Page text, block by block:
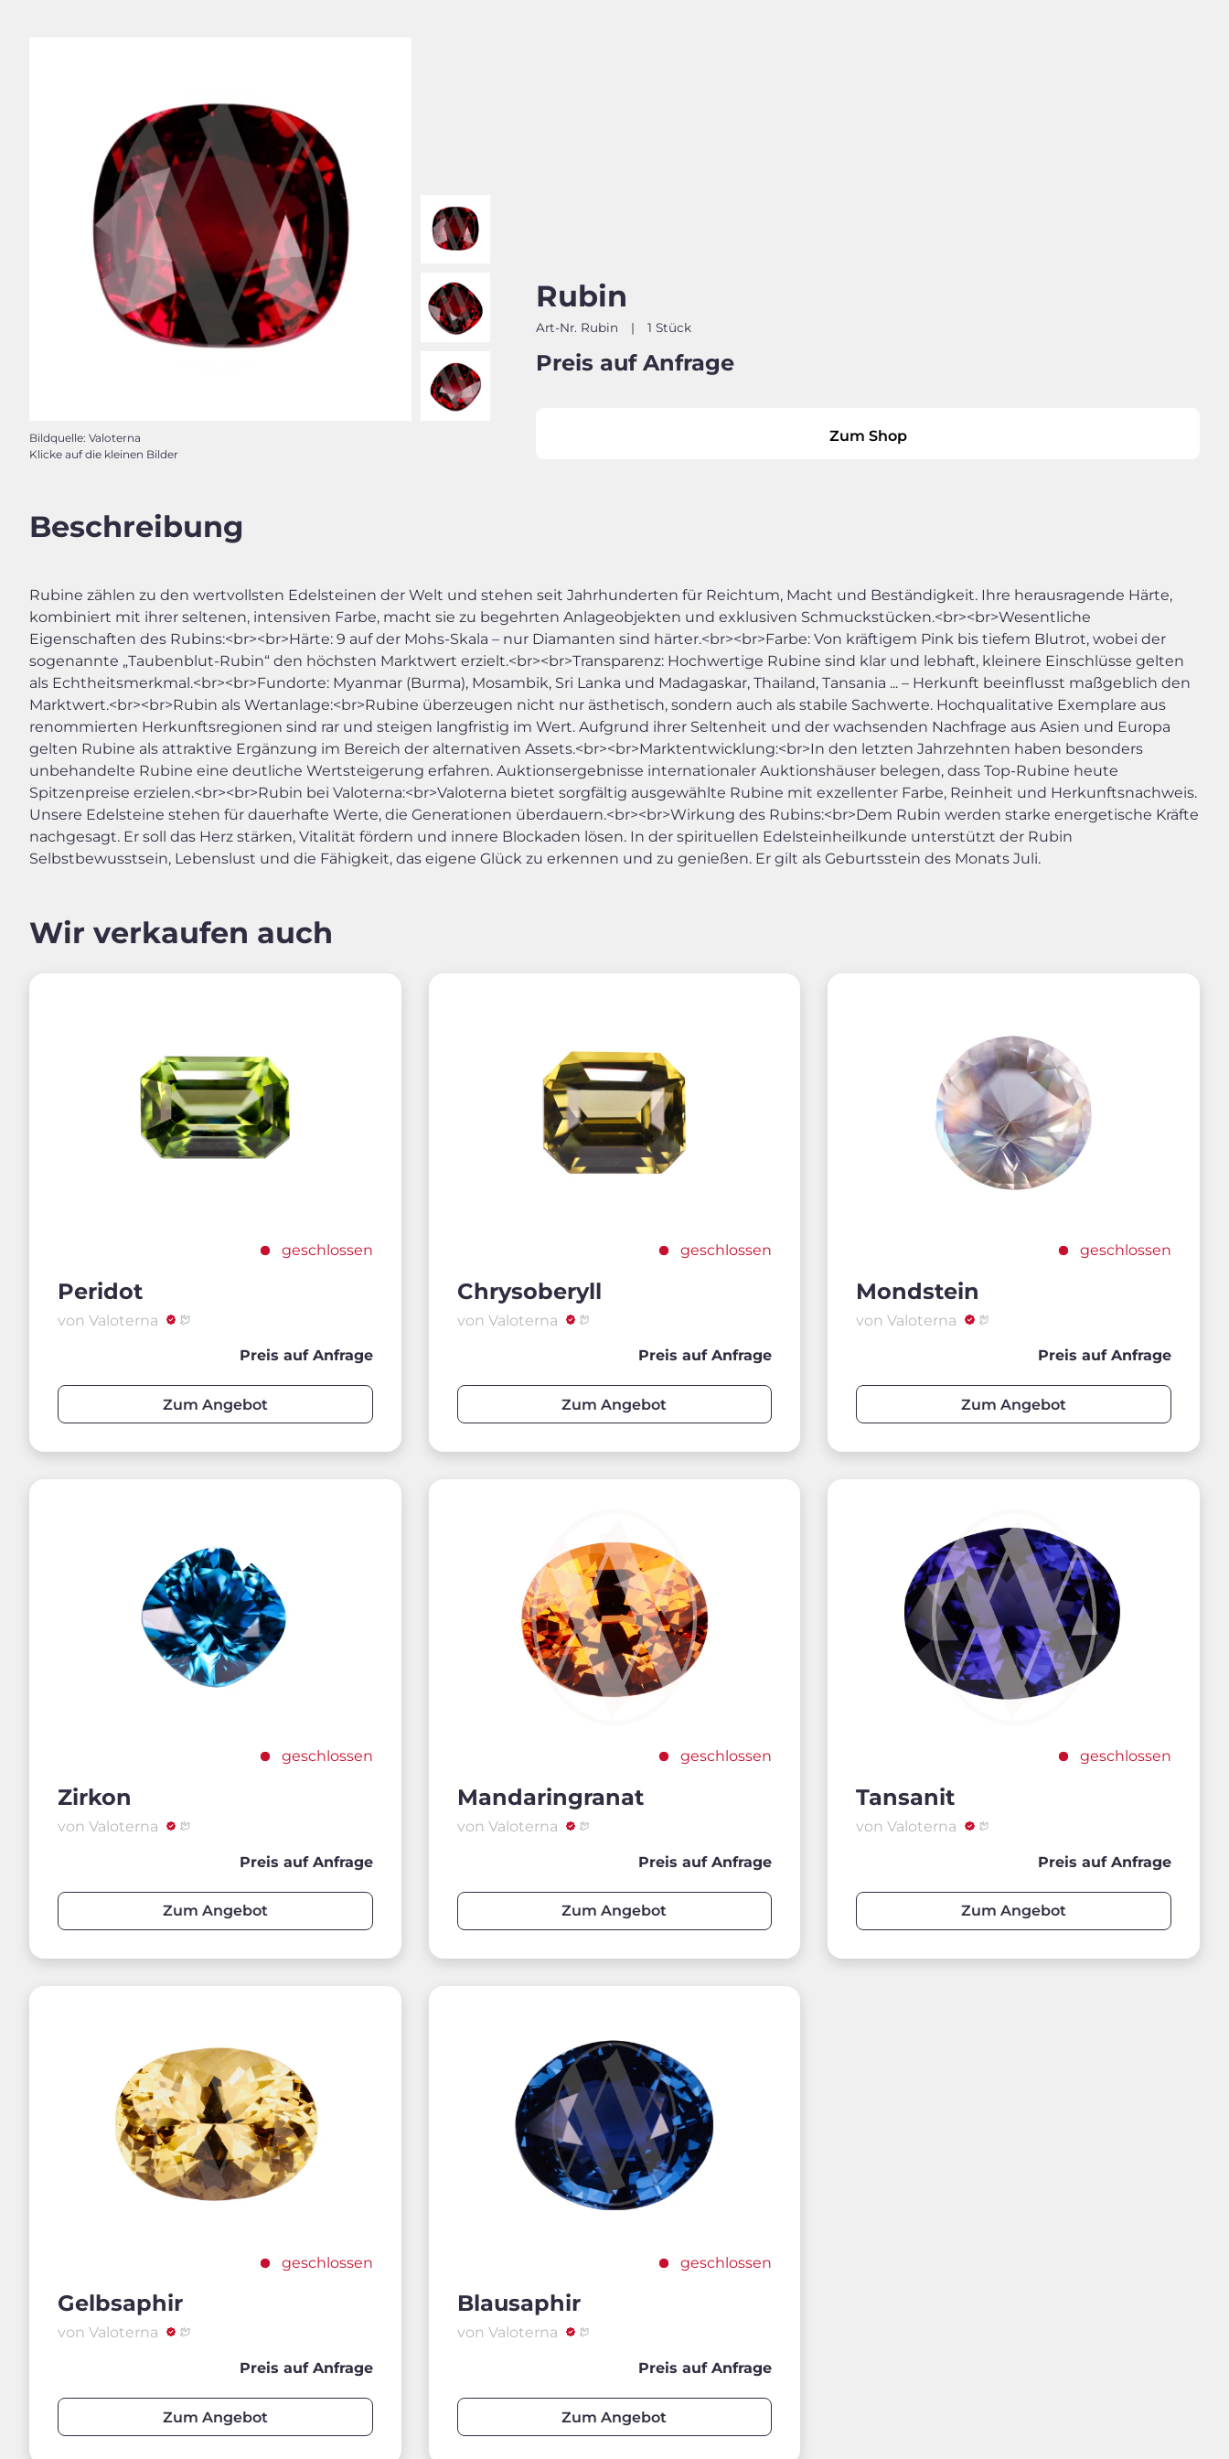
Bildquelle: Valoterna
Klicke auf die kleinen Bilder
Rubin
Art-Nr. Rubin | 1 Stück
Preis auf Anfrage
Zum Shop
Beschreibung
Rubine zählen zu den wertvollsten Edelsteinen der Welt und stehen seit Jahrhunderten für Reichtum, Macht und Beständigkeit. Ihre herausragende Härte,
kombiniert mit ihrer seltenen, intensiven Farbe, macht sie zu begehrten Anlageobjekten und exklusiven Schmuckstücken.<br><br>Wesentliche
Eigenschaften des Rubins:<br><br>Härte: 9 auf der Mohs-Skala – nur Diamanten sind härter.<br><br>Farbe: Von kräftigem Pink bis tiefem Blutrot, wobei der
sogenannte „Taubenblut-Rubin“ den höchsten Marktwert erzielt.<br><br>Transparenz: Hochwertige Rubine sind klar und lebhaft, kleinere Einschlüsse gelten
als Echtheitsmerkmal.<br><br>Fundorte: Myanmar (Burma), Mosambik, Sri Lanka und Madagaskar, Thailand, Tansania ... – Herkunft beeinflusst maßgeblich den
Marktwert.<br><br>Rubin als Wertanlage:<br>Rubine überzeugen nicht nur ästhetisch, sondern auch als stabile Sachwerte. Hochqualitative Exemplare aus
renommierten Herkunftsregionen sind rar und steigen langfristig im Wert. Aufgrund ihrer Seltenheit und der wachsenden Nachfrage aus Asien und Europa
gelten Rubine als attraktive Ergänzung im Bereich der alternativen Assets.<br><br>Marktentwicklung:<br>In den letzten Jahrzehnten haben besonders
unbehandelte Rubine eine deutliche Wertsteigerung erfahren. Auktionsergebnisse internationaler Auktionshäuser belegen, dass Top-Rubine heute
Spitzenpreise erzielen.<br><br>Rubin bei Valoterna:<br>Valoterna bietet sorgfältig ausgewählte Rubine mit exzellenter Farbe, Reinheit und Herkunftsnachweis.
Unsere Edelsteine stehen für dauerhafte Werte, die Generationen überdauern.<br><br>Wirkung des Rubins:<br>Dem Rubin werden starke energetische Kräfte
nachgesagt. Er soll das Herz stärken, Vitalität fördern und innere Blockaden lösen. In der spirituellen Edelsteinheilkunde unterstützt der Rubin
Selbstbewusstsein, Lebenslust und die Fähigkeit, das eigene Glück zu erkennen und zu genießen. Er gilt als Geburtsstein des Monats Juli.
Wir verkaufen auch
geschlossen
Peridot
von Valoterna
Preis auf Anfrage
Zum Angebot
geschlossen
Chrysoberyll
von Valoterna
Preis auf Anfrage
Zum Angebot
geschlossen
Mondstein
von Valoterna
Preis auf Anfrage
Zum Angebot
geschlossen
Zirkon
von Valoterna
Preis auf Anfrage
Zum Angebot
geschlossen
Mandaringranat
von Valoterna
Preis auf Anfrage
Zum Angebot
geschlossen
Tansanit
von Valoterna
Preis auf Anfrage
Zum Angebot
geschlossen
Gelbsaphir
von Valoterna
Preis auf Anfrage
Zum Angebot
geschlossen
Blausaphir
von Valoterna
Preis auf Anfrage
Zum Angebot